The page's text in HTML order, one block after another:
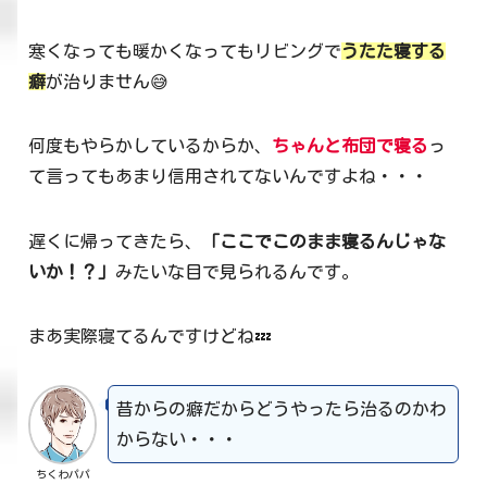
寒くなっても暖かくなってもリビングでうたた寝する
癖が治りません😅
何度もやらかしているからか、 ちゃんと布団で寝る っ
て言ってもあまり信用されてないんですよね・・・
遅くに帰ってきたら、
「ここでこのまま寝るんじゃな
いか！？」 みたいな目で見られるんです。
まあ実際寝てるんですけどね💤
ちくわパパ
昔からの癖だからどうやったら治るのかわ
からない・・・